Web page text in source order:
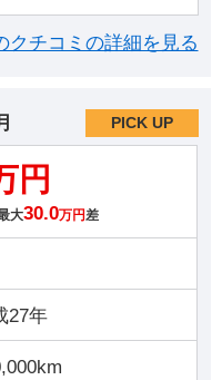
クチコミの詳細を見る
PICK UP
円
大30.0万円差
27年